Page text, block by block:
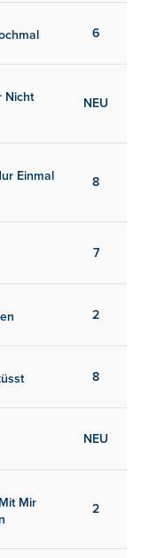
6
Nicht
NEU
Einmal
8
7
2
8
NEU
Mir
2